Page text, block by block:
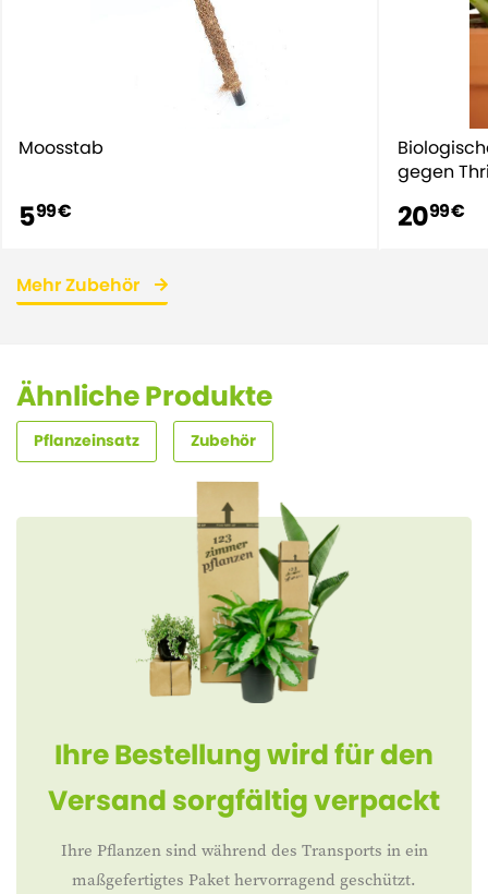
Moosstab
599 €
gegen
2099 €
Mehr Zubehör
Ähnliche Produkte
Pflanzeinsatz Zubehör
Ihre Bestellung wird für den
Versand sorgfältig verpackt
Ihre Pflanzen sind während des Transports in ein
maßgefertigtes Paket hervorragend geschützt.